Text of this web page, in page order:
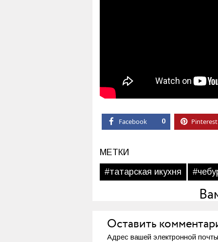
Facebook 0 Pinterest
МЕТКИ
#татарская икухня
Оставить
Адрес вашей электронной